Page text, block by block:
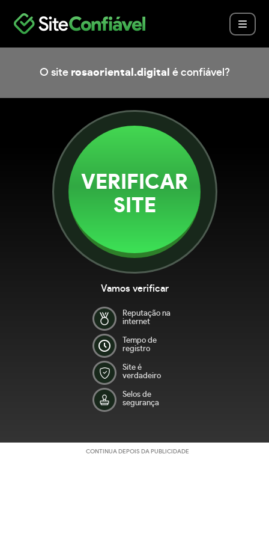
O site rosaoriental.digital é confiável?
VERIFICAR
SITE
Vamos verificar
Reputação na
internet
Tempo de
registro
Site é
verdadeiro
Selos de
segurança
CONTINUA DEPOIS DA PUBLICIDADE